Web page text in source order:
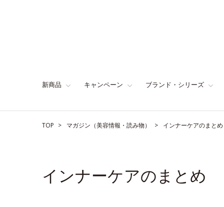
新商品 キャンペーン ブランド・シリーズ
TOP マガジン（美容情報・読み物） インナーケアのまとめ
インナーケアのまとめ